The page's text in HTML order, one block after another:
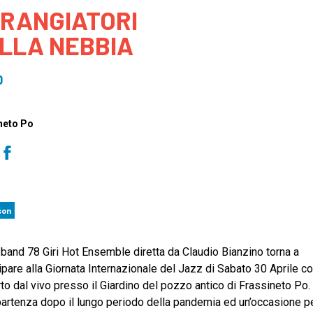
to Participate
Our Community
Day Logos, Playlists & Promos
NEBBIA
Po
78 Giri Hot Ensemble diretta da Claudio Bianzino torna a
alla Giornata Internazionale del Jazz di Sabato 30 Aprile
dal vivo presso il Giardino del pozzo antico di Frassineto Po.
dopo il lungo periodo della pandemia ed un’occasione